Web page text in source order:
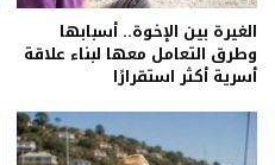
الغيرة بين الإخوة.. أسبابها
وطرق التعامل معها لبناء علاقة
أسرية أكثر استقرارًا